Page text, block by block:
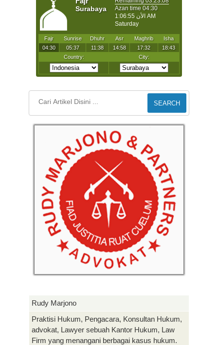
SEARCH
Rudy Marjono
Praktisi Hukum, Pengacara, Konsultan Hukum,
advokat, Lawyer sebuah Kantor Hukum, Law
Firm yang menangani berbagai kasus hukum.